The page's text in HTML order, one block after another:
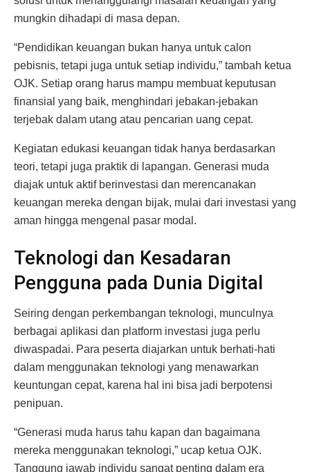
mungkin dihadapi di masa depan.
“Pendidikan keuangan bukan hanya untuk calon
pebisnis, tetapi juga untuk setiap individu,” tambah ketua
OJK. Setiap orang harus mampu membuat keputusan
finansial yang baik, menghindari jebakan-jebakan
terjebak dalam utang atau pencarian uang cepat.
Kegiatan edukasi keuangan tidak hanya berdasarkan
teori, tetapi juga praktik di lapangan. Generasi muda
diajak untuk aktif berinvestasi dan merencanakan
keuangan mereka dengan bijak, mulai dari investasi yang
aman hingga mengenal pasar modal.
Teknologi dan Kesadaran
Pengguna pada Dunia Digital
Seiring dengan perkembangan teknologi, munculnya
berbagai aplikasi dan platform investasi juga perlu
diwaspadai. Para peserta diajarkan untuk berhati-hati
dalam menggunakan teknologi yang menawarkan
keuntungan cepat, karena hal ini bisa jadi berpotensi
penipuan.
“Generasi muda harus tahu kapan dan bagaimana
mereka menggunakan teknologi,” ucap ketua OJK.
Tanggung jawab individu sangat penting dalam era